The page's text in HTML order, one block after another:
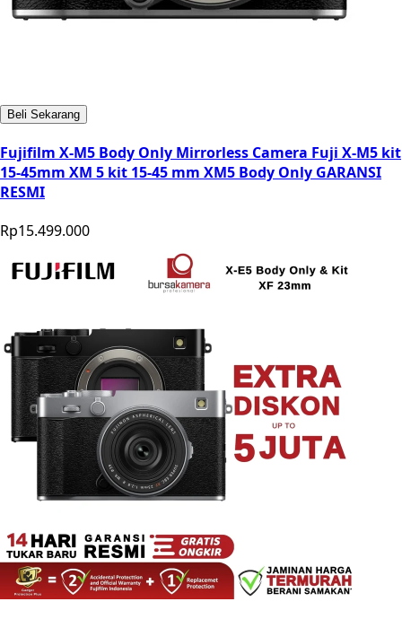
Beli Sekarang
Fujifilm X-M5 Body Only Mirrorless Camera Fuji X-M5 kit
15-45mm XM 5 kit 15-45 mm XM5 Body Only GARANSI
RESMI
Rp15.499.000